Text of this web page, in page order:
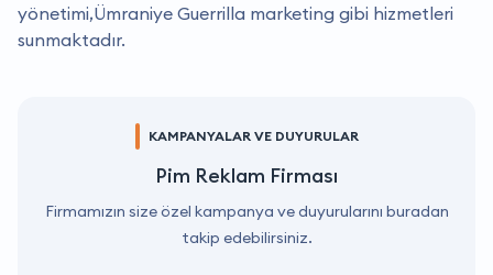
yönetimi,Ümraniye Guerrilla marketing gibi hizmetleri
sunmaktadır.
KAMPANYALAR VE DUYURULAR
Pim Reklam Firması
Firmamızın size özel kampanya ve duyurularını buradan
takip edebilirsiniz.